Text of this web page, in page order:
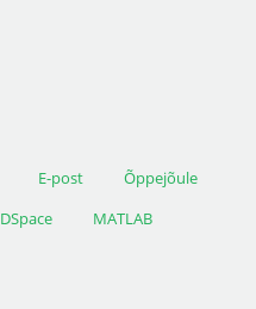
E-post
Õppejõule
DSpace MATLAB